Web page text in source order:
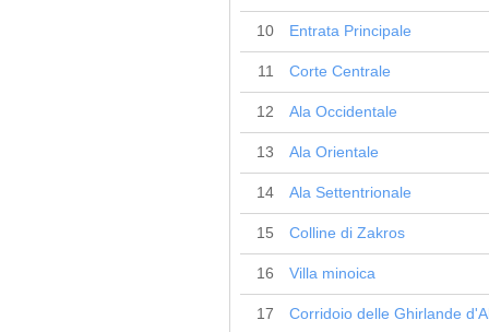
10 Entrata Principale
11 Corte Centrale
12 Ala Occidentale
13 Ala Orientale
14 Ala Settentrionale
15 Colline di Zakros
16 Villa minoica
17 Corridoio delle Ghirlande